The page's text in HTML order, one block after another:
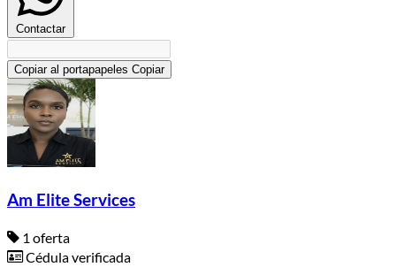
Contactar
Copiar al portapapeles Copiar
Am Elite Services
1 oferta
Cédula verificada